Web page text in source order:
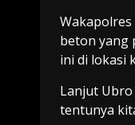
beton yang
ini di lokasi
Lanjut Ubro
tentunya